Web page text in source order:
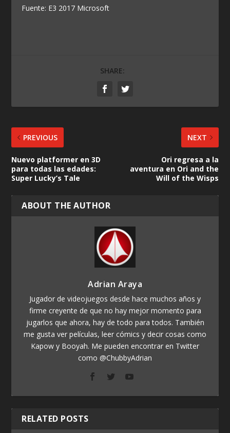
Fuente: E3 2017 Microsoft
SHARE:
PREVIOUS
Nuevo platformer en 3D
para todas las edades:
Super Lucky’s Tale
NEXT
Ori regresa a la
aventura en Ori and the
Will of the Wisps
ABOUT THE AUTHOR
Adrian Araya
Jugador de videojuegos desde hace muchos años y
firme creyente de que no hay mejor momento para
jugarlos que ahora, hay de todo para todos. También
me gusta ver películas, leer cómics y decir cosas como
Kapow y Booyah. Me pueden encontrar en Twitter
como @ChubbyAdrian
RELATED POSTS